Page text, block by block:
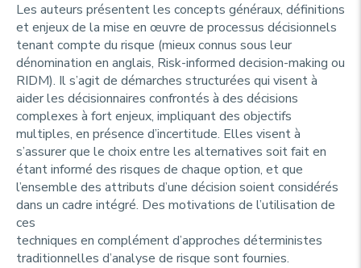
Les auteurs présentent les concepts généraux, définitions
et enjeux de la mise en œuvre de processus décisionnels
tenant compte du risque (mieux connus sous leur
dénomination en anglais, Risk-informed decision-making ou
RIDM). Il s’agit de démarches structurées qui visent à
aider les décisionnaires confrontés à des décisions
complexes à fort enjeux, impliquant des objectifs
multiples, en présence d’incertitude. Elles visent à
s’assurer que le choix entre les alternatives soit fait en
étant informé des risques de chaque option, et que
l’ensemble des attributs d’une décision soient considérés
dans un cadre intégré. Des motivations de l’utilisation de
ces
techniques en complément d’approches déterministes
traditionnelles d’analyse de risque sont fournies.